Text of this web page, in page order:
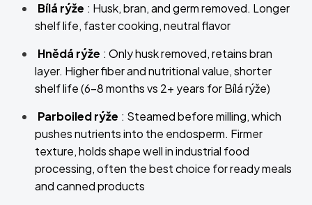
Bílá rýže : Husk, bran, and germ removed. Longer
shelf life, faster cooking, neutral flavor
Hnědá rýže : Only husk removed, retains bran
layer. Higher fiber and nutritional value, shorter
shelf life (6-8 months vs 2+ years for Bílá rýže)
Parboiled rýže : Steamed before milling, which
pushes nutrients into the endosperm. Firmer
texture, holds shape well in industrial food
processing, often the best choice for ready meals
and canned products